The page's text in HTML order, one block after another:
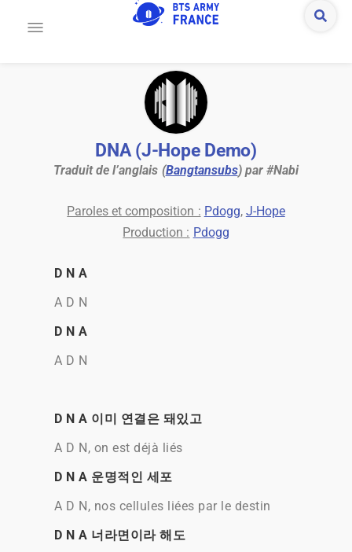
DNA (J-Hope Demo)
Traduit de l’anglais (Bangtansubs) par #Nabi
Paroles et composition : Pdogg, J-Hope
Production : Pdogg
D N A
A D N
D N A
A D N
D N A 이미 연결은 돼있고
A D N, on est déjà liés
D N A 운명적인 세포
A D N, nos cellules liées par le destin
D N A 너라면이라 해도